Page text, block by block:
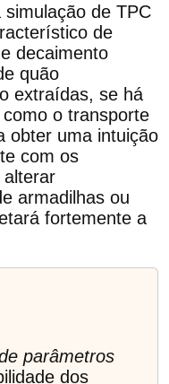
de TPC
de
decaimento
quão
extraídas, se há
o transporte
obter uma intuição
com os
alterar
armadilhas ou
fortemente a
parâmetros
dos